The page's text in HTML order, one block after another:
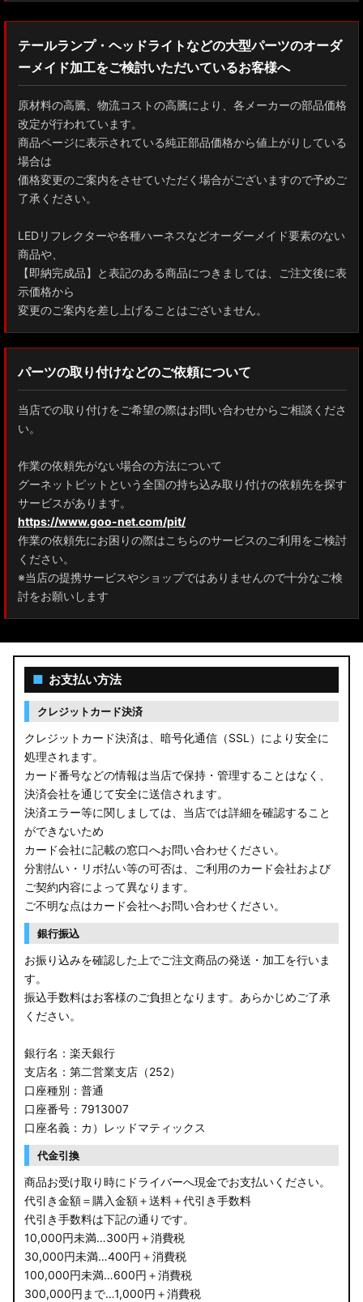
テールランプ・ヘッドライトなどの大型パーツのオーダ
ーメイド加工をご検討いただいているお客様へ
原材料の高騰、物流コストの高騰により、各メーカーの部品価格
改定が行われています。
商品ページに表示されている純正部品価格から値上がりしている
場合は
価格変更のご案内をさせていただく場合がございますので予めご
了承ください。
LEDリフレクターや各種ハーネスなどオーダーメイド要素のない
商品や、
【即納完成品】と表記のある商品につきましては、ご注文後に表
示価格から
変更のご案内を差し上げることはございません。
パーツの取り付けなどのご依頼について
当店での取り付けをご希望の際はお問い合わせからご相談くださ
い。
作業の依頼先がない場合の方法について
グーネットピットという全国の持ち込み取り付けの依頼先を探す
サービスがあります。
https://www.goo-net.com/pit/
作業の依頼先にお困りの際はこちらのサービスのご利用をご検討
ください。
※当店の提携サービスやショップではありませんので十分なご検
討をお願いします
■ お支払い方法
クレジットカード決済
クレジットカード決済は、暗号化通信（SSL）により安全に
処理されます。
カード番号などの情報は当店で保持・管理することはなく、
決済会社を通じて安全に送信されます。
決済エラー等に関しましては、当店では詳細を確認すること
ができないため
カード会社に記載の窓口へお問い合わせください。
分割払い・リボ払い等の可否は、ご利用のカード会社および
ご契約内容によって異なります。
ご不明な点はカード会社へお問い合わせください。
銀行振込
お振り込みを確認した上でご注文商品の発送・加工を行いま
す。
振込手数料はお客様のご負担となります。あらかじめご了承
ください。
銀行名：楽天銀行
支店名：第二営業支店（252）
口座種別：普通
口座番号：7913007
口座名義：カ）レッドマティックス
代金引換
商品お受け取り時にドライバーへ現金でお支払いください。
代引き金額＝購入金額＋送料＋代引き手数料
代引き手数料は下記の通りです。
10,000円未満…300円＋消費税
30,000円未満…400円＋消費税
100,000円未満…600円＋消費税
300,000円まで…1,000円＋消費税